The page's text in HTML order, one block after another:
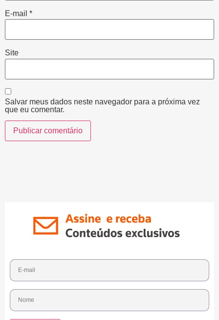
E-mail *
Site
Salvar meus dados neste navegador para a próxima vez
que eu comentar.